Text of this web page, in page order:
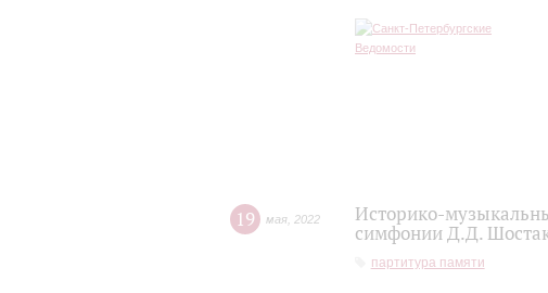
19 мая 2022
Историко-
симфонии Д.Д.
партитура памяти